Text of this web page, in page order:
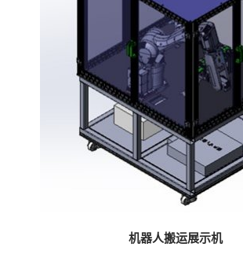
机器人搬运展示机